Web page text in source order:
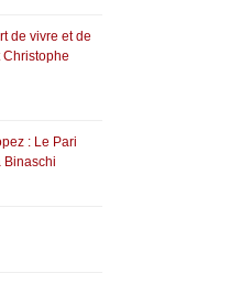
de vivre et de
Christophe
: Le Pari
Binaschi